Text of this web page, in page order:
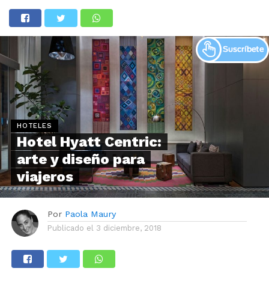
HOTELES
Hotel Hyatt Centric:
arte y diseño para
viajeros
Por Paola Maury
Publicado el 3 diciembre, 2018